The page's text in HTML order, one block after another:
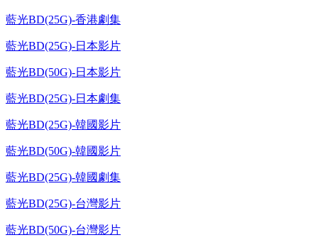
藍光BD(25G)-香港劇集
藍光BD(25G)-日本影片
藍光BD(50G)-日本影片
藍光BD(25G)-日本劇集
藍光BD(25G)-韓國影片
藍光BD(50G)-韓國影片
藍光BD(25G)-韓國劇集
藍光BD(25G)-台灣影片
藍光BD(50G)-台灣影片